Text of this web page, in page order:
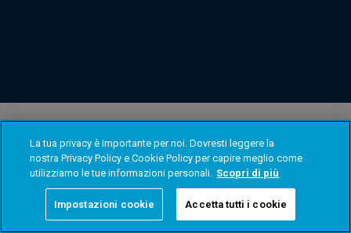
La tua privacy è importante per noi. Dovresti leggere la
nostra Privacy Policy e Cookie Policy per capire meglio come
utilizziamo le tue informazioni personali. Scopri di più
Impostazioni cookie Accetta tutti i cookie